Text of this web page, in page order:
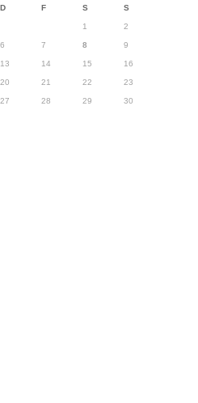
D F S S
1 2
6 7 8 9
13 14 15 16
20 21 22 23
27 28 29 30